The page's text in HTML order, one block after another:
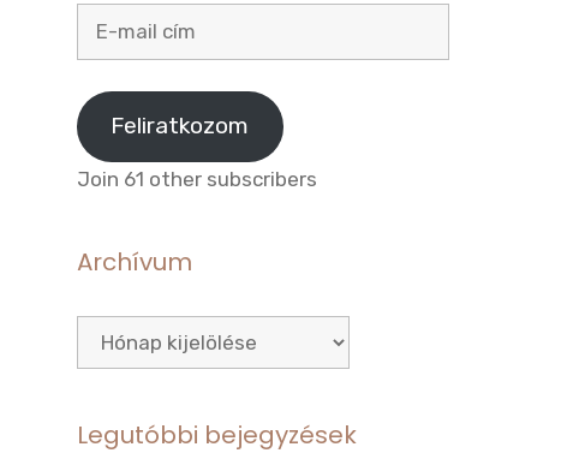
mail
cím
Feliratkozom
Join 61 other subscribers
Archívum
Archívum
Legutóbbi bejegyzések